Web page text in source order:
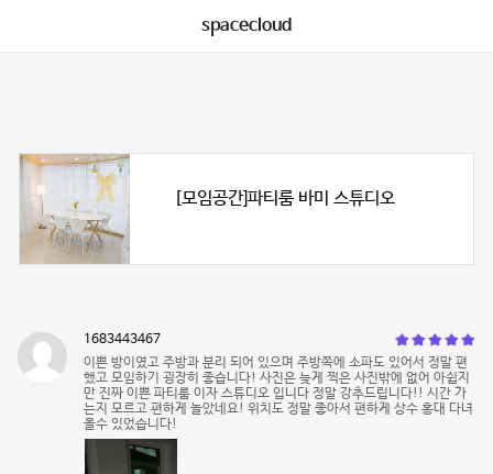
spacecloud
[모임공간]파티룸 바미 스튜디오
1683443467
이쁜 방이였고 주방과 분리 되어 있으며 주방쪽에 소파도 있어서 정말 편
했고 모임하기 굉장히 좋습니다! 사진은 늦게 찍은 사진밖에 없어 아쉽지
만 진짜 이쁜 파티룸 이자 스튜디오 입니다 정말 강추드립니다!! 시간 가
는지 모르고 편하게 놀았네요! 위치도 정말 좋아서 편하게 상수 홍대 다녀
올수 있었습니다!